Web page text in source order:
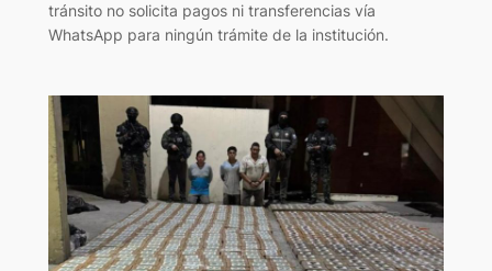
tránsito no solicita pagos ni transferencias vía
WhatsApp para ningún trámite de la institución.